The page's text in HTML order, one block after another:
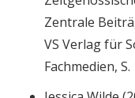
Zentrale
VS Verlag für
Fachmedien,